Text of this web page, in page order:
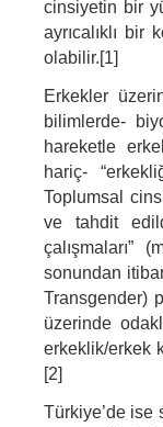
cinsiyetin bir
ayrıcalıklı
olabilir.[1]
Erkekler
bilimlerde-
hareketle
hariç-
Toplumsal
ve tahdit
çalışmaları”
sonundan
Transgender)
üzerinde
erkeklik/erkek
[2]
Türkiye’de ise